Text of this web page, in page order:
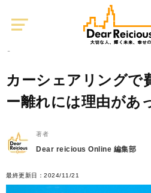
ライフプラン
カーシェアリングで
ー離れには理由があ
著者
Dear reicious Online 編集部
最終更新日：2024/11/21